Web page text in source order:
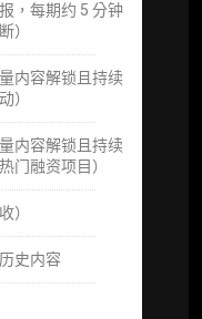
，每期约 5 分钟
）
内容解锁且持续
）
内容解锁且持续
门融资项目）
）
史内容
机构、基金等共
）
请求“全量”提
叙事与赛道系
研究版图已覆盖
，一体化呈现
户评价“相见恨